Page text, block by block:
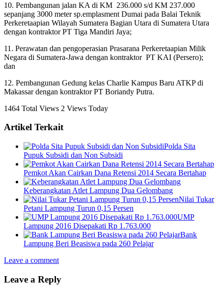
10. Pembangunan jalan KA di KM 236.000 s/d KM 237.000
sepanjang 3000 meter sp.emplasment Dumai pada Balai Teknik
Perkeretaapian Wilayah Sumatera Bagian Utara di Sumatera Utara
dengan kontraktor PT Tiga Mandiri Jaya;
11. Perawatan dan pengoperasian Prasarana Perkeretaapian Milik
Negara di Sumatera-Jawa dengan kontraktor PT KAI (Persero);
dan
12. Pembangunan Gedung kelas Charlie Kampus Baru ATKP di
Makassar dengan kontraktor PT Boriandy Putra.
1464 Total Views 2 Views Today
Artikel Terkait
Polda Sita
Pupuk Subsidi dan Non Subsidi
Pemkot Akan Cairkan Dana Retensi 2014 Secara Bertahap
Keberangkatan Atlet Lampung Dua Gelombang
Nilai Tukar
Petani Lampung Turun 0,15 Persen
UMP
Lampung 2016 Disepakati Rp 1.763.000
Bank
Lampung Beri Beasiswa pada 260 Pelajar
Leave a comment
Leave a Reply